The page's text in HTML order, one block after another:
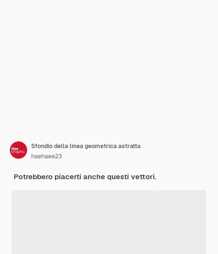
Sfondio della linea geometrica astratta
haehaee23
Potrebbero piacerti anche questi vettori.